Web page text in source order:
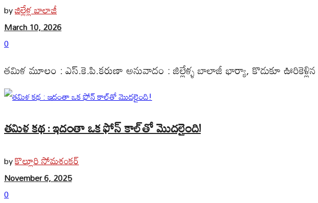
byజిల్లేళ్ల బాలాజీ
March 10, 2026
0
తమిళ మూలం : ఎస్‌.కె.పి.కరుణా అనువాదం : జిల్లేళ్ళ బాలాజీ భార్యా, కొడుకూ
తమిళ కథ : ఇదంతా ఒక ఫోన్ కాల్‌తో మొదలైంది!
byకొల్లూరి సోమశంకర్
November 6, 2025
0